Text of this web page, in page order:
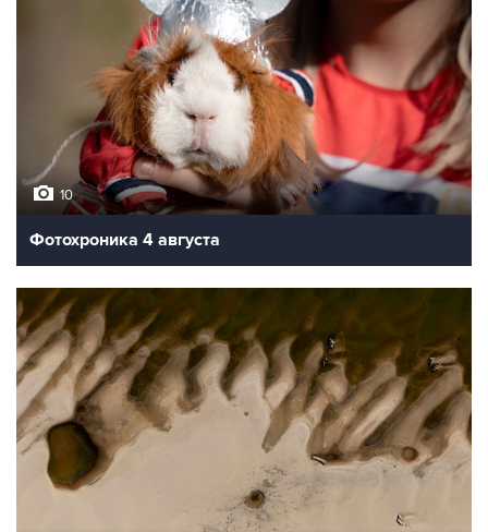
10
Фотохроника 4 августа